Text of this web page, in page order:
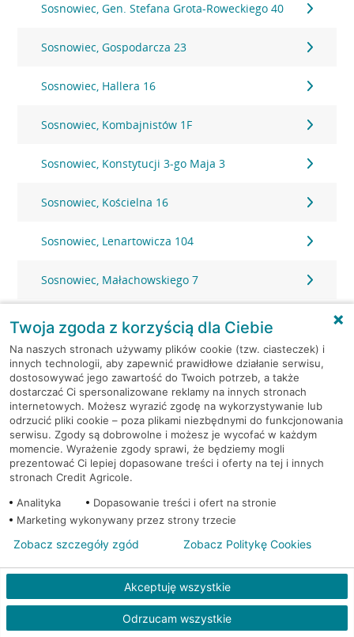
Sosnowiec, Gen. Stefana Grota-Roweckiego 40
Sosnowiec, Gospodarcza 23
Sosnowiec, Hallera 16
Sosnowiec, Kombajnistów 1F
Sosnowiec, Konstytucji 3-go Maja 3
Sosnowiec, Kościelna 16
Sosnowiec, Lenartowicza 104
Sosnowiec, Małachowskiego 7
Sosnowiec, Modrzejowska 14
Sosnowiec, Narutowicza 56
Sosnowiec, Podjazdowa 8
Sosnowiec, Prusa 62
Sosnowiec, Sienkiewicza 2
Sosnowiec, Sienkiewicza 3
Sosnowiec, Sienkiewicza 3
Sosnowiec, Sienkiewicza 3
Sosnowiec, Sobieskiego 64
Twoja zgoda z korzyścią dla Ciebie
Na naszych stronach używamy plików cookie (tzw. ciasteczek) i
innych technologii, aby zapewnić prawidłowe działanie serwisu,
dostosowywać jego zawartość do Twoich potrzeb, a także
dostarczać Ci spersonalizowane reklamy na innych stronach
internetowych. Możesz wyrazić zgodę na wykorzystywanie lub
odrzucić pliki cookie – poza plikami niezbędnymi do funkcjonowania
serwisu. Zgody są dobrowolne i możesz je wycofać w każdym
momencie. Wyrażenie zgody sprawi, że będziemy mogli
prezentować Ci lepiej dopasowane treści i oferty na tej i innych
stronach Credit Agricole.
Analityka
Dopasowanie treści i ofert na stronie
Marketing wykonywany przez strony trzecie
Akceptuję wszystkie
Odrzucam wszystkie
Zobacz szczegóły zgód Zobacz Politykę Cookies